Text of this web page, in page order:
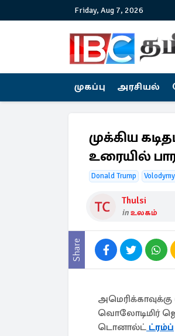
Friday, Aug 7, 2026
முகப்பு அரசியல்
முக்கிய
உரையில்
Donald Trump
Thulsi
inஉலகம்
Share
வொலோடிமிர்
டொனால்ட் ட்ரம்ப்